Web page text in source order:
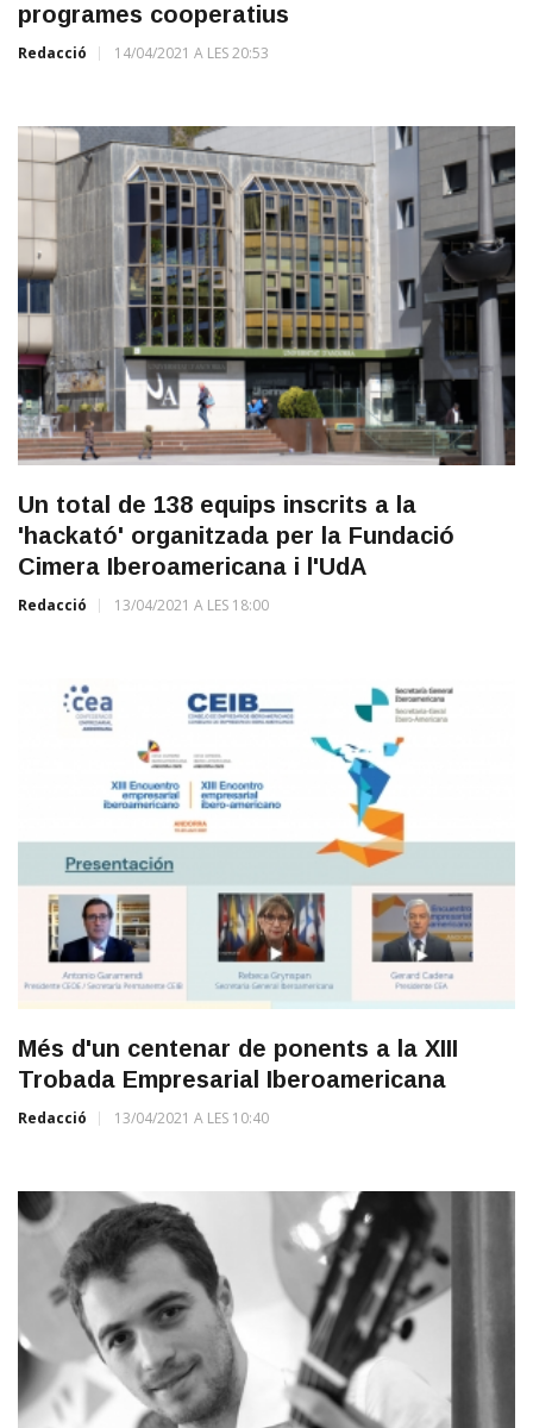
programes cooperatius
Redacció 14/04/2021 A LES 20:53
Un total de 138 equips inscrits a la
'hackató' organitzada per la Fundació
Cimera Iberoamericana i l'UdA
Redacció 13/04/2021 A LES 18:00
Més d'un centenar de ponents a la XIII
Trobada Empresarial Iberoamericana
Redacció 13/04/2021 A LES 10:40